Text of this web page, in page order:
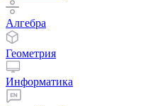
Алгебра
Геометрия
Информатика